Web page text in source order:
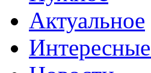
Актуальное